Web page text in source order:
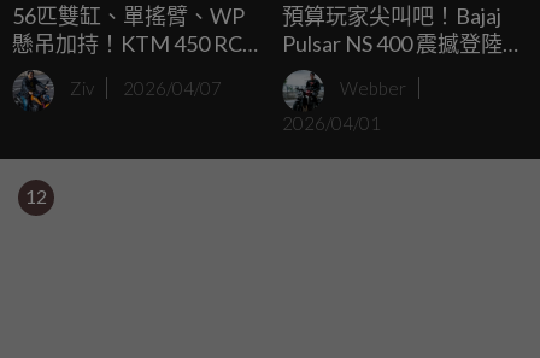
56匹雙缸、單搖臂、WP
懸吊加持！KTM 450 RC
中國率先發表
Ziv 2026/04/07
預算玩家尖叫吧！Bajaj
Pulsar NS 400 震撼登陸西
班牙：馬力比 KTM 125
大、價格卻更殺！
Webber
2026/04/01
12